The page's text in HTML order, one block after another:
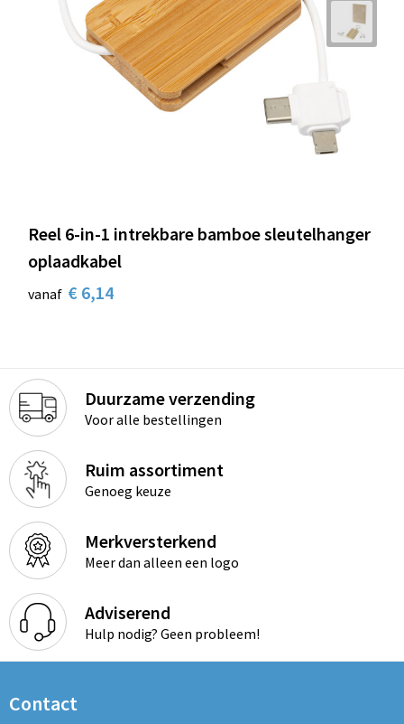
Reel 6-in-1 intrekbare bamboe sleutelhanger
oplaadkabel
vanaf € 6,14
Duurzame verzending
Voor alle bestellingen
Ruim assortiment
Genoeg keuze
Merkversterkend
Meer dan alleen een logo
Adviserend
Hulp nodig? Geen probleem!
Contact